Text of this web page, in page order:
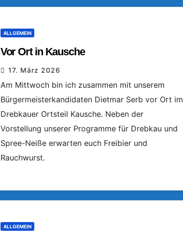
ALLGEMEIN
Vor Ort in Kausche
17. März 2026
Am Mittwoch bin ich zusammen mit unserem
Bürgermeisterkandidaten Dietmar Serb vor Ort im
Drebkauer Ortsteil Kausche. Neben der
Vorstellung unserer Programme für Drebkau und
Spree-Neiße erwarten euch Freibier und
Rauchwurst.
ALLGEMEIN